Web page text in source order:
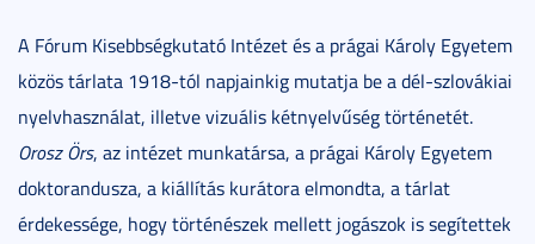
A Fórum Kisebbségkutató Intézet és a prágai Károly Egyetem
közös tárlata 1918-tól napjainkig mutatja be a dél-szlovákiai
nyelvhasználat, illetve vizuális kétnyelvűség történetét.
Orosz Örs, az intézet munkatársa, a prágai Károly Egyetem
doktorandusza, a kiállítás kurátora elmondta, a tárlat
érdekessége, hogy történészek mellett jogászok is segítettek